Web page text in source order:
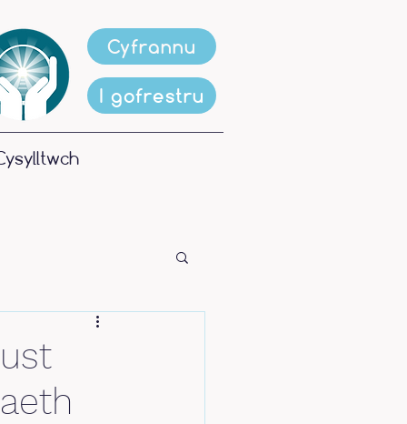
Cyfrannu
I gofrestru